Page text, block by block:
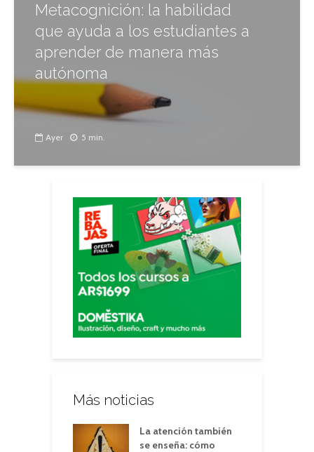
Metacognición: la habilidad
que ayuda a los estudiantes a
aprender de manera más
autónoma
Ayer 5 min.
Más noticias
La atención también
se enseña: cómo